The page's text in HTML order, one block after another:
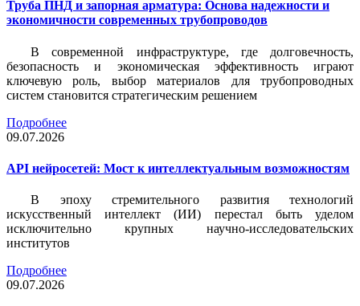
Труба ПНД и запорная арматура: Основа надежности и
экономичности современных трубопроводов
В современной инфраструктуре, где долговечность,
безопасность и экономическая эффективность играют
ключевую роль, выбор материалов для трубопроводных
систем становится стратегическим решением
Подробнее
09.07.2026
API нейросетей: Мост к интеллектуальным возможностям
В эпоху стремительного развития технологий
искусственный интеллект (ИИ) перестал быть уделом
исключительно крупных научно-исследовательских
институтов
Подробнее
09.07.2026